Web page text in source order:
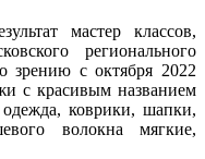
мастер классов,
регионального
зрению с октября 2022
с красивым названием
коврики, шапки,
волокна мягкие,